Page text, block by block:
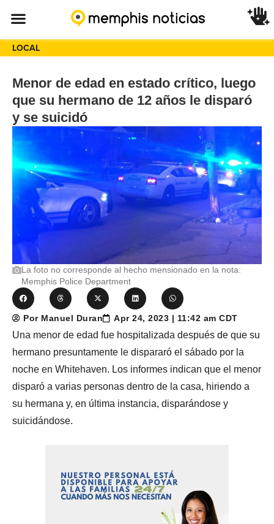
LOCAL
Menor de edad en estado crítico, luego
que su hermano de 12 años le disparó
y se suicidó
La foto no corresponde al hecho mensionado en la nota:
Memphis Police Department
Por Manuel Duran Apr 24, 2023 | 11:42 am CDT
Una menor de edad fue hospitalizada después de que su
hermano presuntamente le dispararó el sábado por la
noche en Whitehaven. Los informes indican que el menor
disparó a varias personas dentro de la casa, hiriendo a
su hermana y, en última instancia, disparándose y
suicidándose.